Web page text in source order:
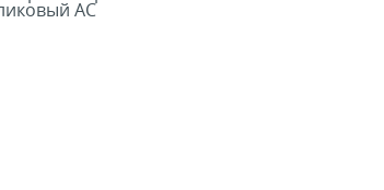
AC